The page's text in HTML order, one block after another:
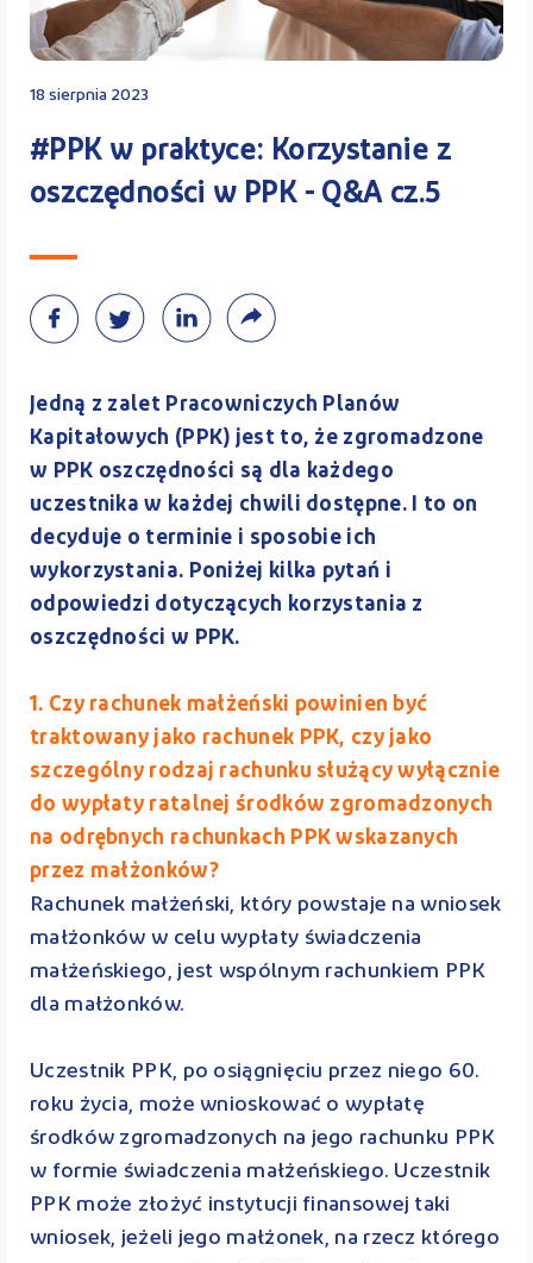
Kontakt
Kalkulator PPK
A
18 sierpnia 2023
#PPK w praktyce: Korzystanie z
oszczędności w PPK - Q&A cz.5
Jedną z zalet Pracowniczych Planów
Kapitałowych (PPK) jest to, że zgromadzone
w PPK oszczędności są dla każdego
uczestnika w każdej chwili dostępne. I to on
decyduje o terminie i sposobie ich
wykorzystania. Poniżej kilka pytań i
odpowiedzi dotyczących korzystania z
oszczędności w PPK.
1. Czy rachunek małżeński powinien być
traktowany jako rachunek PPK, czy jako
szczególny rodzaj rachunku służący wyłącznie
do wypłaty ratalnej środków zgromadzonych
na odrębnych rachunkach PPK wskazanych
przez małżonków?
Rachunek małżeński, który powstaje na wniosek
małżonków w celu wypłaty świadczenia
małżeńskiego, jest wspólnym rachunkiem PPK
dla małżonków.
Uczestnik PPK, po osiągnięciu przez niego 60.
roku życia, może wnioskować o wypłatę
środków zgromadzonych na jego rachunku PPK
w formie świadczenia małżeńskiego. Uczestnik
PPK może złożyć instytucji finansowej taki
wniosek, jeżeli jego małżonek, na rzecz którego